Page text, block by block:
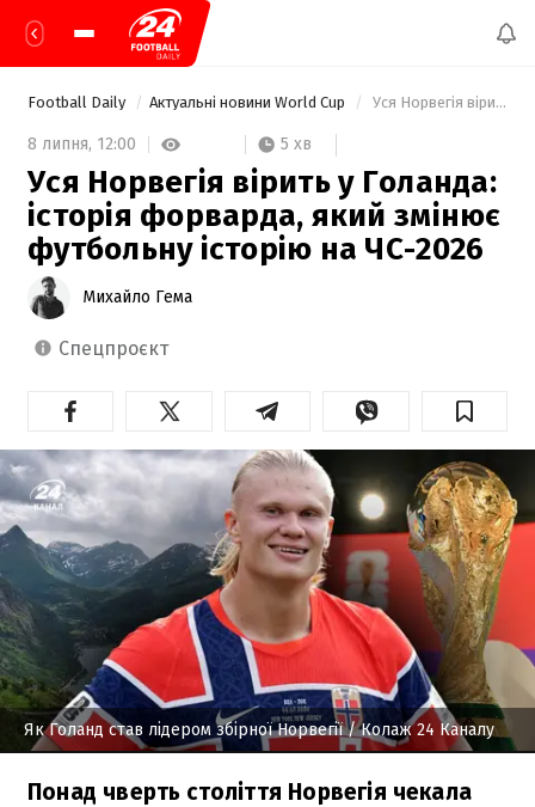
Football Daily Актуальні новини World Cup Уся Норвегія вірить у Голанда: історія форварда, який змінює футбольну історію на ЧС-2026
8 липня, 12:00 5 хв
Уся Норвегія вірить у Голанда:
історія форварда, який змінює
футбольну історію на ЧС-2026
Михайло Гема
спецпроєкт
Як Голанд став лідером збірної Норвегії/ Колаж 24 Каналу
Понад чверть століття Норвегія чекала